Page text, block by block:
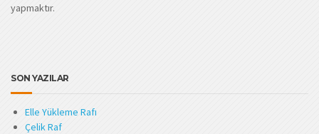
yapmaktır.
SON YAZILAR
Elle Yükleme Rafı
Çelik Raf